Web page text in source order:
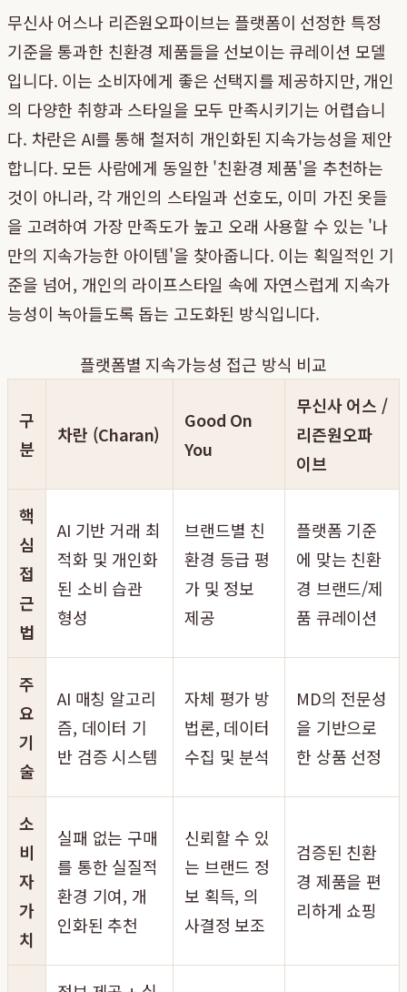
무신사 어스나 리즌원오파이브는 플랫폼이 선정한 특정
기준을 통과한 친환경 제품들을 선보이는 큐레이션 모델
입니다. 이는 소비자에게 좋은 선택지를 제공하지만, 개인
의 다양한 취향과 스타일을 모두 만족시키기는 어렵습니
다. 차란은 AI를 통해 철저히 개인화된 지속가능성을 제안
합니다. 모든 사람에게 동일한 '친환경 제품'을 추천하는
것이 아니라, 각 개인의 스타일과 선호도, 이미 가진 옷들
을 고려하여 가장 만족도가 높고 오래 사용할 수 있는 '나
만의 지속가능한 아이템'을 찾아줍니다. 이는 획일적인 기
준을 넘어, 개인의 라이프스타일 속에 자연스럽게 지속가
능성이 녹아들도록 돕는 고도화된 방식입니다.
플랫폼별 지속가능성 접근 방식 비교
구
분
차란 (Charan)
Good On
You
무신사 어스 /
리즌원오파
이브
핵
심
접
근
법
AI 기반 거래 최
적화 및 개인화
된 소비 습관
형성
브랜드별 친
환경 등급 평
가 및 정보
제공
플랫폼 기준
에 맞는 친환
경 브랜드/제
품 큐레이션
주
요
기
술
AI 매칭 알고리
즘, 데이터 기
반 검증 시스템
자체 평가 방
법론, 데이터
수집 및 분석
MD의 전문성
을 기반으로
한 상품 선정
소
비
자
가
치
실패 없는 구매
를 통한 실질적
환경 기여, 개
인화된 추천
신뢰할 수 있
는 브랜드 정
보 획득, 의
사결정 보조
검증된 친환
경 제품을 편
리하게 쇼핑